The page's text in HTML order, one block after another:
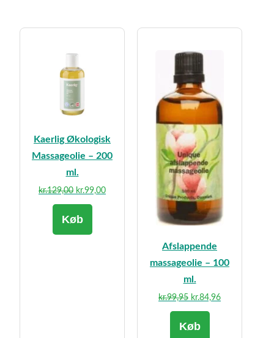
Kaerlig Økologisk
Massageolie – 200
ml.
kr.129,00 Den
oprindelige
pris
kr.99,00Den
Køb
Afslappende
massageolie – 100
ml.
kr.99,95 Den
oprindelige
pris
kr.84,96Den
Køb